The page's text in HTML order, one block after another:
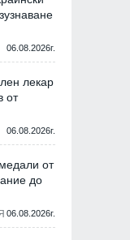
06.08.2026г.
лекар
от
06.08.2026г.
от
до
06.08.2026г.